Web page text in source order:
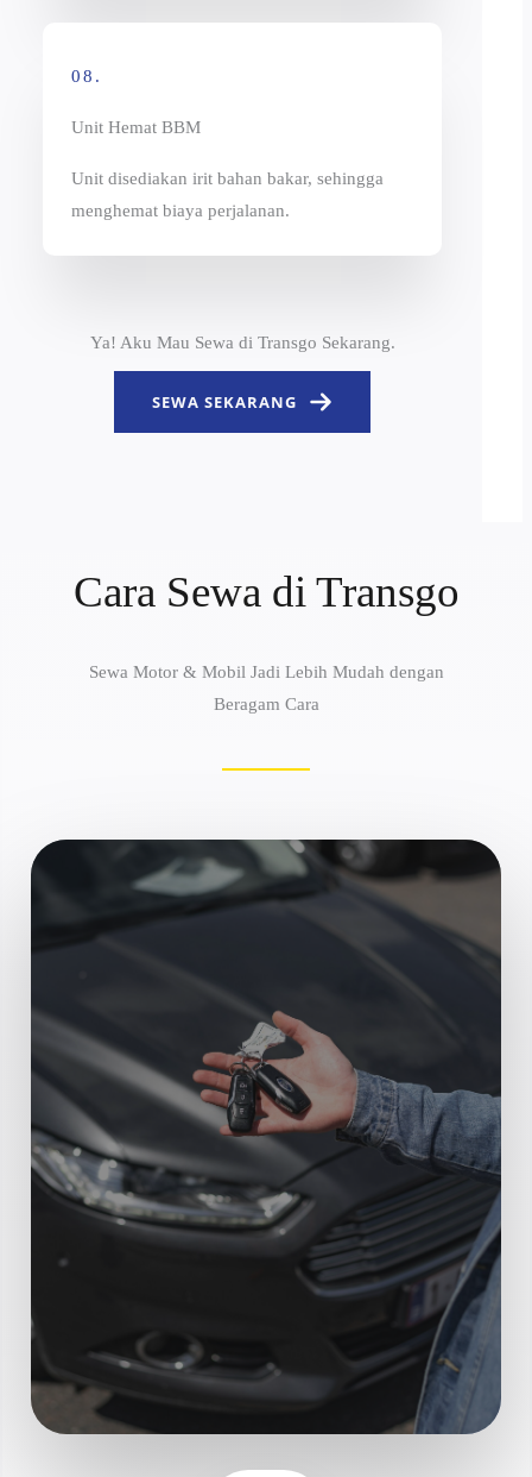
08.
Unit Hemat BBM
Unit disediakan irit bahan bakar, sehingga
menghemat biaya perjalanan.
Ya! Aku Mau Sewa di Transgo Sekarang.
SEWA SEKARANG
Cara Sewa di Transgo
Sewa Motor & Mobil Jadi Lebih Mudah dengan
Beragam Cara